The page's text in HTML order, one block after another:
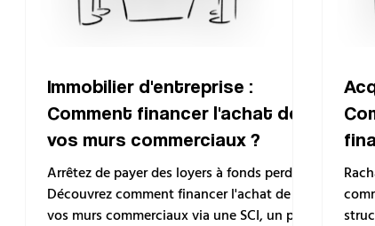
Immobilier d'entreprise :
Comment financer l'achat de
vos murs commerciaux ?
Arrêtez de payer des loyers à fonds perdus.
Découvrez comment financer l'achat de
vos murs commerciaux via une SCI, un prêt